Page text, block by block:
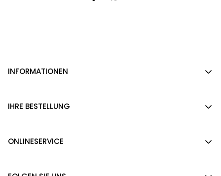
INFORMATIONEN
IHRE BESTELLUNG
ONLINESERVICE